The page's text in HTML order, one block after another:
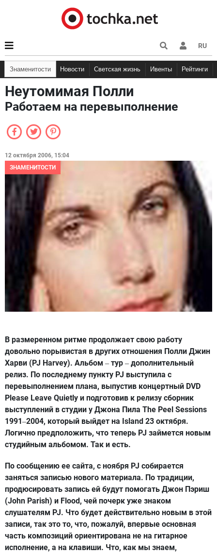
RU
Знаменитости Новости Светская жизнь Ивенты Рейтинги
Неутомимая Полли
Работаем на перевыполнение
12 октября 2006, 15:04
ЗНАМЕНИТОСТИ
В размеренном ритме продолжает свою работу
довольно порывистая в других отношения Полли Джин
Харви (PJ Harvey). Альбом – тур – дополнительный
релиз. По последнему пункту PJ выступила с
перевыполнением плана, выпустив концертный DVD
Please Leave Quietly и подготовив к релизу сборник
выступлений в студии у Джона Пила The Peel Sessions
1991–2004, который выйдет на Island 23 октября.
Логично предположить, что теперь PJ займется новым
студийным альбомом. Так и есть.
По сообщению ее сайта, с ноября PJ собирается
заняться записью нового материала. По традиции,
продюсировать запись ей будут помогать Джон Пэриш
(John Parish) и Flood, чей почерк уже знаком
слушателям PJ. Что будет действительно новым в этой
записи, так это то, что, пожалуй, впервые основная
часть композиций ориентирована не на гитарное
исполнение, а на клавиши. Что, как мы знаем,